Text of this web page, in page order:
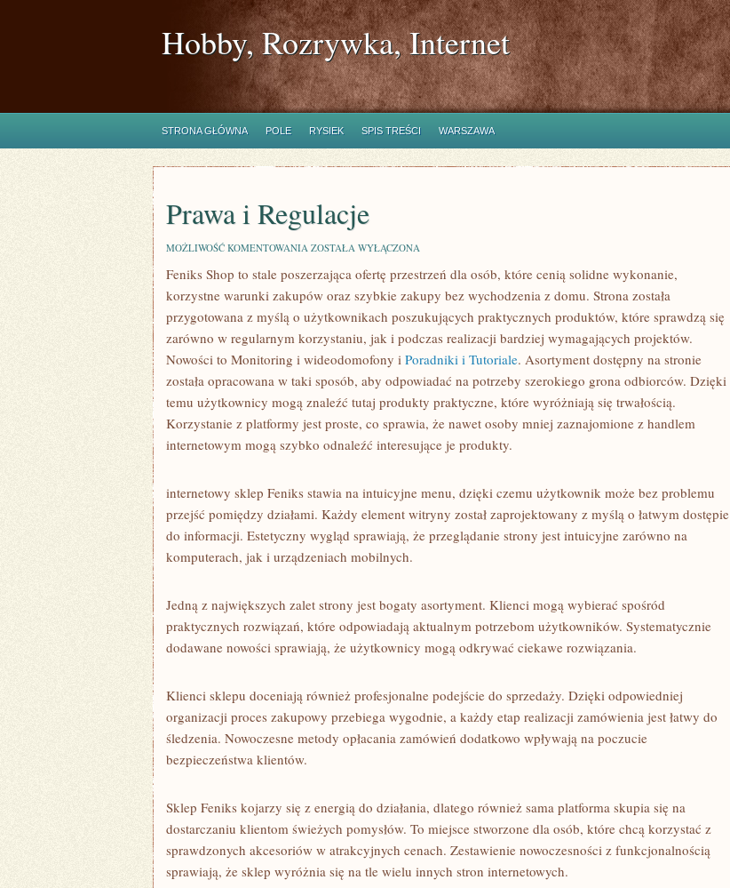
Hobby, Rozrywka, Internet
STRONA GŁÓWNA POLE RYSIEK SPIS TREŚCI WARSZAWA
Prawa i Regulacje
MOŻLIWOŚĆ KOMENTOWANIA PRAWA
REGULACJE
ZOSTAŁA WYŁĄCZONA
Feniks Shop to stale poszerzająca ofertę przestrzeń dla osób, które cenią solidne wykonanie,
korzystne warunki zakupów oraz szybkie zakupy bez wychodzenia z domu. Strona została
przygotowana z myślą o użytkownikach poszukujących praktycznych produktów, które sprawdzą się
zarówno w regularnym korzystaniu, jak i podczas realizacji bardziej wymagających projektów.
Nowości to Monitoring i wideodomofony i Poradniki i Tutoriale. Asortyment dostępny na stronie
została opracowana w taki sposób, aby odpowiadać na potrzeby szerokiego grona odbiorców. Dzięki
temu użytkownicy mogą znaleźć tutaj produkty praktyczne, które wyróżniają się trwałością.
Korzystanie z platformy jest proste, co sprawia, że nawet osoby mniej zaznajomione z handlem
internetowym mogą szybko odnaleźć interesujące je produkty.
internetowy sklep Feniks stawia na intuicyjne menu, dzięki czemu użytkownik może bez problemu
przejść pomiędzy działami. Każdy element witryny został zaprojektowany z myślą o łatwym dostępie
do informacji. Estetyczny wygląd sprawiają, że przeglądanie strony jest intuicyjne zarówno na
komputerach, jak i urządzeniach mobilnych.
Jedną z największych zalet strony jest bogaty asortyment. Klienci mogą wybierać spośród
praktycznych rozwiązań, które odpowiadają aktualnym potrzebom użytkowników. Systematycznie
dodawane nowości sprawiają, że użytkownicy mogą odkrywać ciekawe rozwiązania.
Klienci sklepu doceniają również profesjonalne podejście do sprzedaży. Dzięki odpowiedniej
organizacji proces zakupowy przebiega wygodnie, a każdy etap realizacji zamówienia jest łatwy do
śledzenia. Nowoczesne metody opłacania zamówień dodatkowo wpływają na poczucie
bezpieczeństwa klientów.
Sklep Feniks kojarzy się z energią do działania, dlatego również sama platforma skupia się na
dostarczaniu klientom świeżych pomysłów. To miejsce stworzone dla osób, które chcą korzystać z
sprawdzonych akcesoriów w atrakcyjnych cenach. Zestawienie nowoczesności z funkcjonalnością
sprawiają, że sklep wyróżnia się na tle wielu innych stron internetowych.